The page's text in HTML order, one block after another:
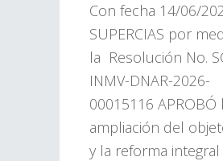
Con fecha 14/06/
SUPERCIAS por
la Resolución No.
INMV-DNAR-2026-
00015116 APROBÓ
ampliación del
y la reforma